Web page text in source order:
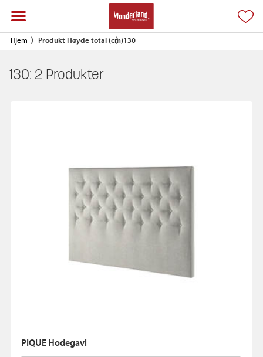
Hjem Produkt Høyde total (cm)130
130: 2 Produkter
PIQUE Hodegavl